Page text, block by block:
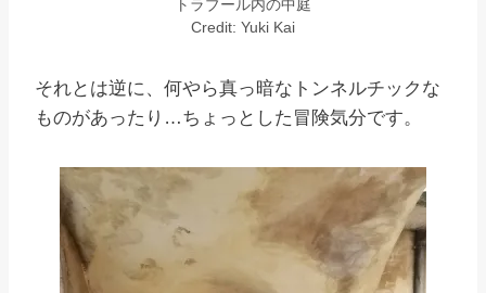
トラブール内の中庭
Credit: Yuki Kai
それとは逆に、何やら真っ暗なトンネルチックな
ものがあったり…ちょっとした冒険気分です。